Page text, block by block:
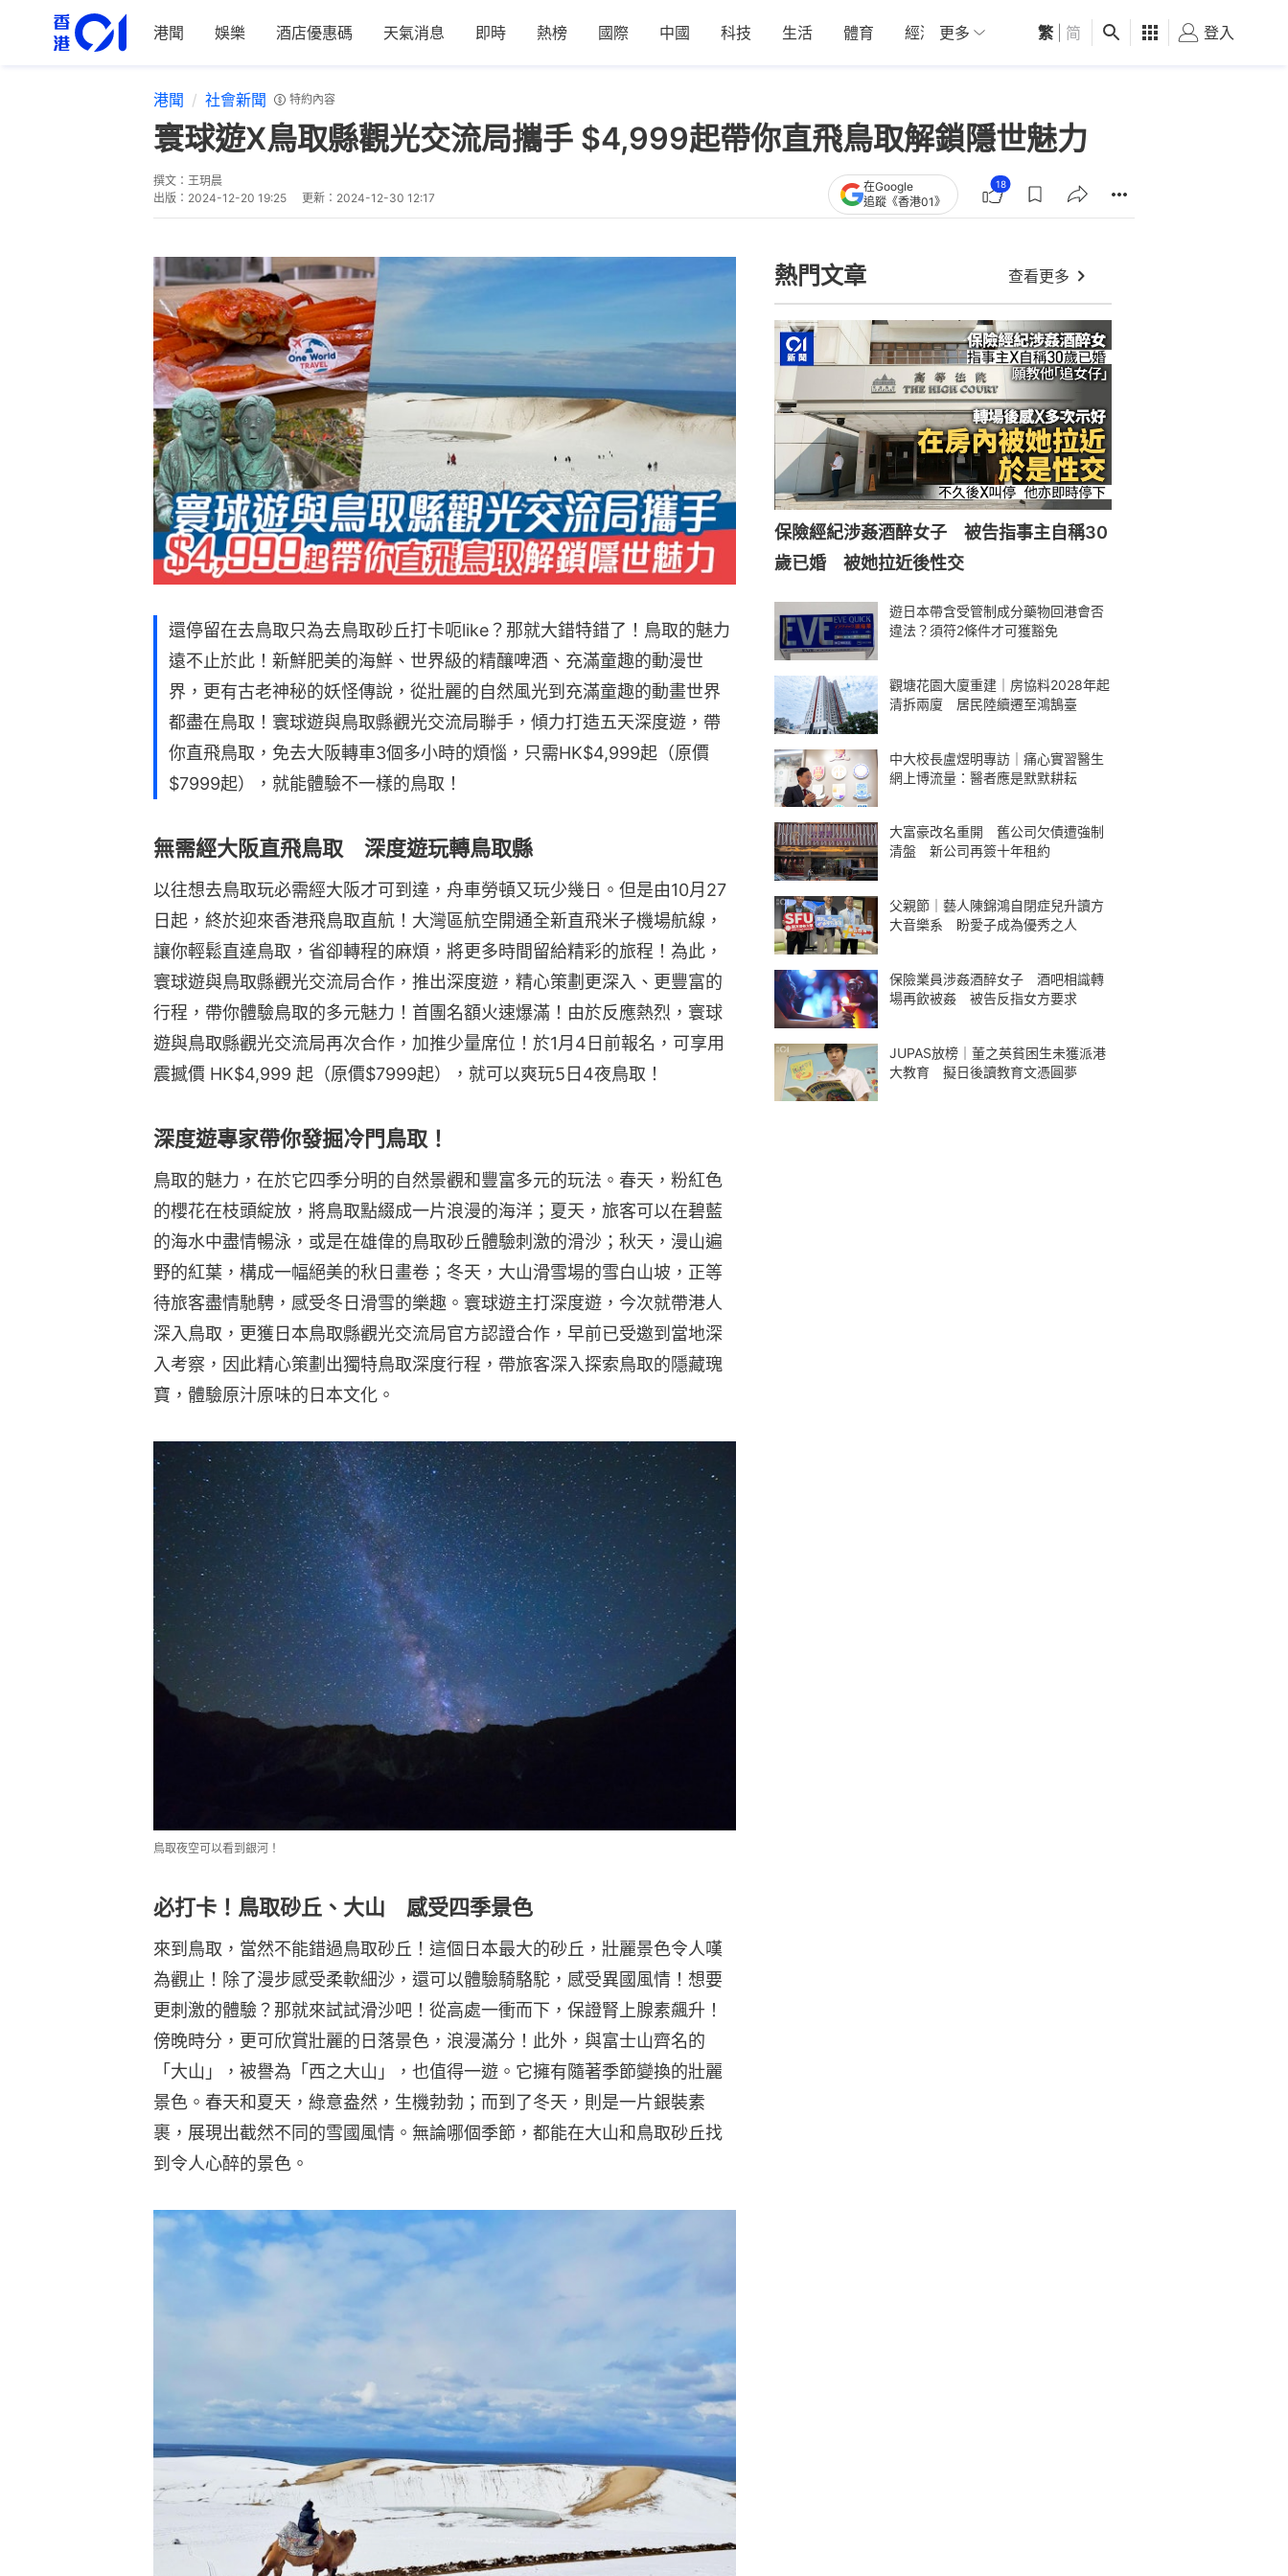
港聞 娛樂 酒店優惠碼 天氣消息 即時 熱榜 國際 中國 科技 生活 體育 經濟 01深圳 觀點 健康 好食玩飛
更多 繁 简 登入
港聞 社會新聞 特約內容
寰球遊X鳥取縣觀光交流局攜手 $4,999起帶你直飛鳥取解鎖隱世魅力
撰文： 王玥晨
出版： 2024-12-20 19:25 更新： 2024-12-30 12:17
在Google
追蹤《香港01》
18
還停留在去鳥取只為去鳥取砂丘打卡呃like？那就大錯特錯了！鳥取的魅力
遠不止於此！新鮮肥美的海鮮、世界級的精釀啤酒、充滿童趣的動漫世
界，更有古老神秘的妖怪傳說，從壯麗的自然風光到充滿童趣的動畫世界
都盡在鳥取！寰球遊與鳥取縣觀光交流局聯手，傾力打造五天深度遊，帶
你直飛鳥取，免去大阪轉車3個多小時的煩惱，只需HK$4,999起（原價
$7999起），就能體驗不一樣的鳥取！
無需經大阪直飛鳥取 深度遊玩轉鳥取縣
以往想去鳥取玩必需經大阪才可到達，舟車勞頓又玩少幾日。但是由10月27
日起，終於迎來香港飛鳥取直航！大灣區航空開通全新直飛米子機場航線，
讓你輕鬆直達鳥取，省卻轉程的麻煩，將更多時間留給精彩的旅程！為此，
寰球遊與鳥取縣觀光交流局合作，推出深度遊，精心策劃更深入、更豐富的
行程，帶你體驗鳥取的多元魅力！首團名額火速爆滿！由於反應熱烈，寰球
遊與鳥取縣觀光交流局再次合作，加推少量席位！於1月4日前報名，可享用
震撼價 HK$4,999 起（原價$7999起），就可以爽玩5日4夜鳥取！
深度遊專家帶你發掘冷門鳥取！
鳥取的魅力，在於它四季分明的自然景觀和豐富多元的玩法。春天，粉紅色
的櫻花在枝頭綻放，將鳥取點綴成一片浪漫的海洋；夏天，旅客可以在碧藍
的海水中盡情暢泳，或是在雄偉的鳥取砂丘體驗刺激的滑沙；秋天，漫山遍
野的紅葉，構成一幅絕美的秋日畫卷；冬天，大山滑雪場的雪白山坡，正等
待旅客盡情馳騁，感受冬日滑雪的樂趣。寰球遊主打深度遊，今次就帶港人
深入鳥取，更獲日本鳥取縣觀光交流局官方認證合作，早前已受邀到當地深
入考察，因此精心策劃出獨特鳥取深度行程，帶旅客深入探索鳥取的隱藏瑰
寶，體驗原汁原味的日本文化。
鳥取夜空可以看到銀河！
必打卡！鳥取砂丘、大山 感受四季景色
來到鳥取，當然不能錯過鳥取砂丘！這個日本最大的砂丘，壯麗景色令人嘆
為觀止！除了漫步感受柔軟細沙，還可以體驗騎駱駝，感受異國風情！想要
更刺激的體驗？那就來試試滑沙吧！從高處一衝而下，保證腎上腺素飆升！
傍晚時分，更可欣賞壯麗的日落景色，浪漫滿分！此外，與富士山齊名的
「大山」，被譽為「西之大山」，也值得一遊。它擁有隨著季節變換的壯麗
景色。春天和夏天，綠意盎然，生機勃勃；而到了冬天，則是一片銀裝素
裹，展現出截然不同的雪國風情。無論哪個季節，都能在大山和鳥取砂丘找
到令人心醉的景色。
熱門文章 查看更多
保險經紀涉姦酒醉女子 被告指事主自稱30
歲已婚 被她拉近後性交
遊日本帶含受管制成分藥物回港會否
違法？須符2條件才可獲豁免
觀塘花園大廈重建｜房協料2028年起
清拆兩廈 居民陸續遷至鴻鵠臺
中大校長盧煜明專訪｜痛心實習醫生
網上博流量：醫者應是默默耕耘
大富豪改名重開 舊公司欠債遭強制
清盤 新公司再簽十年租約
父親節｜藝人陳錦鴻自閉症兒升讀方
大音樂系 盼愛子成為優秀之人
保險業員涉姦酒醉女子 酒吧相識轉
場再飲被姦 被告反指女方要求
JUPAS放榜｜董之英貧困生未獲派港
大教育 擬日後讀教育文憑圓夢